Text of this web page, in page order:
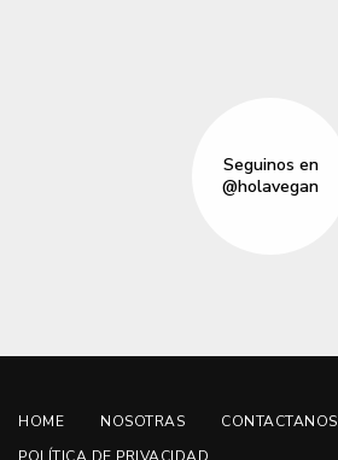
Seguinos en
@holavegan
HOME NOSOTRAS
CONTACTANOS